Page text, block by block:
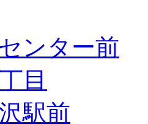
ンター前
目
駅前